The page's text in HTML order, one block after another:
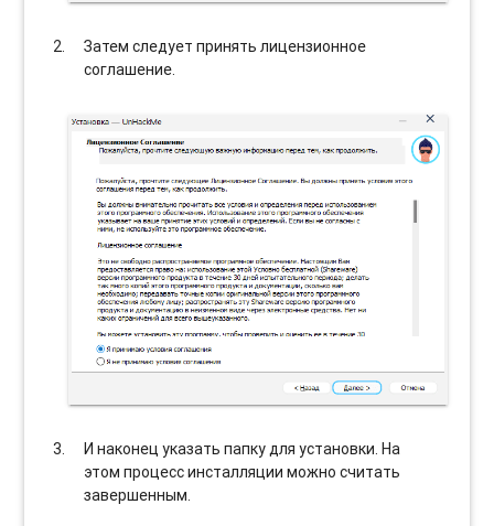
Затем следует принять лицензионное
соглашение.
И наконец указать папку для установки. На
этом процесс инсталляции можно считать
завершенным.